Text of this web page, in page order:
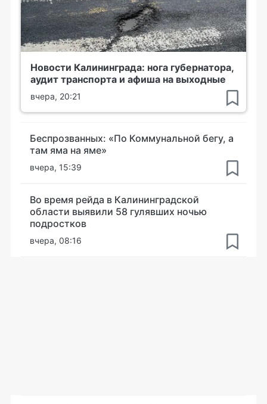
Новости Калининграда: нога губернатора,
аудит транспорта и афиша на выходные
вчера, 20:21
Беспрозванных: «По Коммунальной бегу, а
там яма на яме»
вчера, 15:39
Во время рейда в Калининградской
области выявили 58 гулявших ночью
подростков
вчера, 08:16